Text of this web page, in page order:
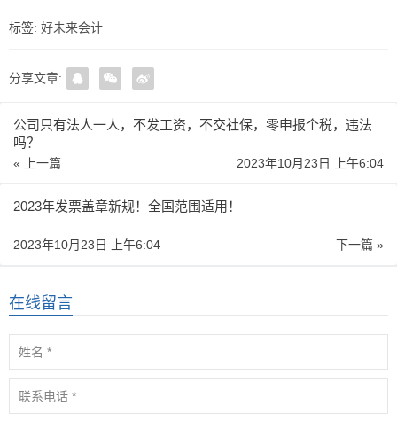
标签: 好未来会计
分享文章:
公司只有法人一人，不发工资，不交社保，零申报个税，违法
吗？
« 上一篇 2023年10月23日 上午6:04
2023年发票盖章新规！全国范围适用！
下一篇 »
2023年10月23日 上午6:04
在线留言